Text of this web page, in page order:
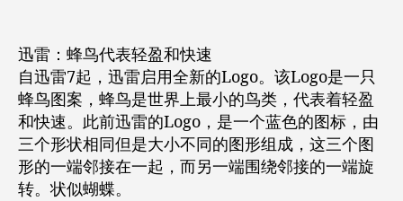
迅雷：蜂鸟代表轻盈和快速
自迅雷7起，迅雷启用全新的Logo。该Logo是一只
蜂鸟图案，蜂鸟是世界上最小的鸟类，代表着轻盈
和快速。此前迅雷的Logo，是一个蓝色的图标，由
三个形状相同但是大小不同的图形组成，这三个图
形的一端邻接在一起，而另一端围绕邻接的一端旋
转。状似蝴蝶。